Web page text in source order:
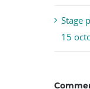
Stage
15